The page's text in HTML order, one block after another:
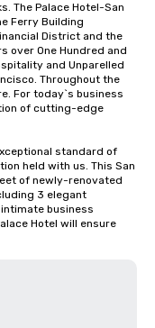
The Palace Hotel-San
Ferry Building
District and the
over One Hundred and
and Unparelled
Throughout the
For today`s business
of cutting-edge
standard of
held with us. This San
of newly-renovated
3 elegant
business
Hotel will ensure